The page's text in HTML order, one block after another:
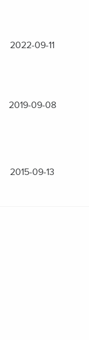
2022-09-11
2019-09-08
2015-09-13